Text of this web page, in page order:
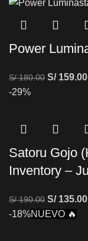
Power
S/180.00 S/159.00
-29%
Satoru Gojo
Inventory –
S/190.00 S/135.00
-18%NUEVO 🔥